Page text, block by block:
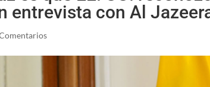
entrevista con Al